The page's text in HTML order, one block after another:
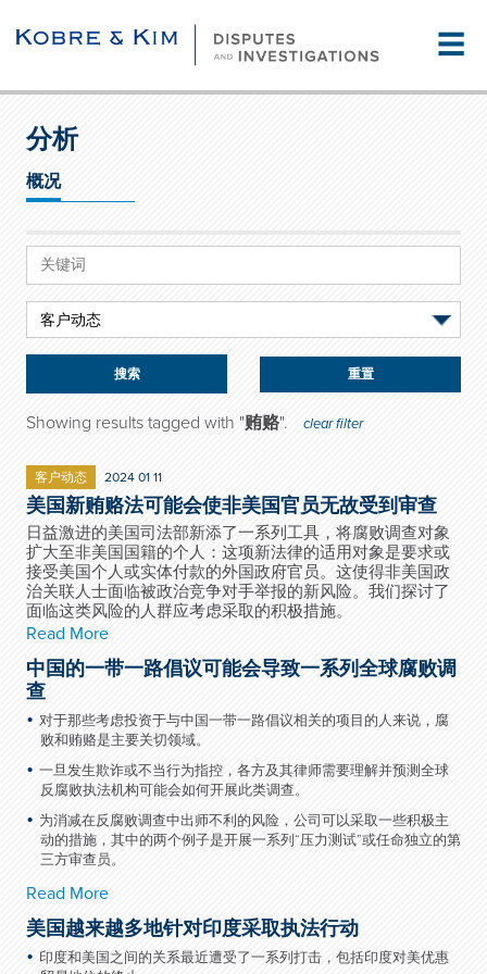
☰
分析
概况
重置
Showing results tagged with "贿赂". clear filter
客户动态 2024 01 11
美国新贿赂法可能会使非美国官员无故受到审查
日益激进的美国司法部新添了一系列工具，将腐败调查对象
扩大至非美国国籍的个人：这项新法律的适用对象是要求或
接受美国个人或实体付款的外国政府官员。这使得非美国政
治关联人士面临被政治竞争对手举报的新风险。我们探讨了
面临这类风险的人群应考虑采取的积极措施。
Read More
中国的一带一路倡议可能会导致一系列全球腐败调
查
对于那些考虑投资于与中国一带一路倡议相关的项目的人来说，腐
败和贿赂是主要关切领域。
一旦发生欺诈或不当行为指控，各方及其律师需要理解并预测全球
反腐败执法机构可能会如何开展此类调查。
为消减在反腐败调查中出师不利的风险，公司可以采取一些积极主
动的措施，其中的两个例子是开展一系列“压力测试”或任命独立的第
三方审查员。
Read More
美国越来越多地针对印度采取执法行动
印度和美国之间的关系最近遭受了一系列打击，包括印度对美优惠